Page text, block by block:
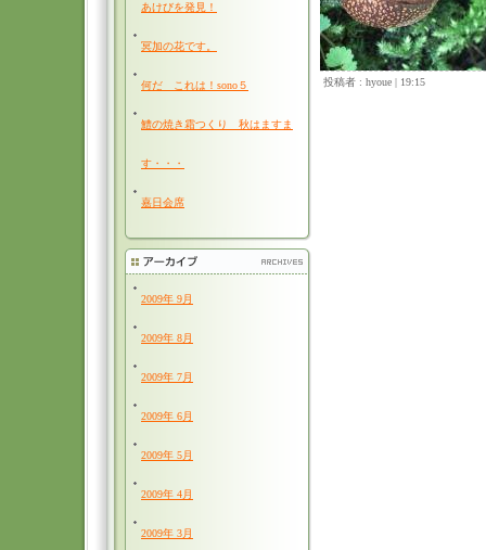
あけびを発見！
冥加の花です。
何だ これは！sono５
鱧の焼き霜つくり 秋はますま
す・・・
嘉日会席
2009年 9月
2009年 8月
2009年 7月
2009年 6月
2009年 5月
2009年 4月
2009年 3月
投稿者 : hyoue | 19:15